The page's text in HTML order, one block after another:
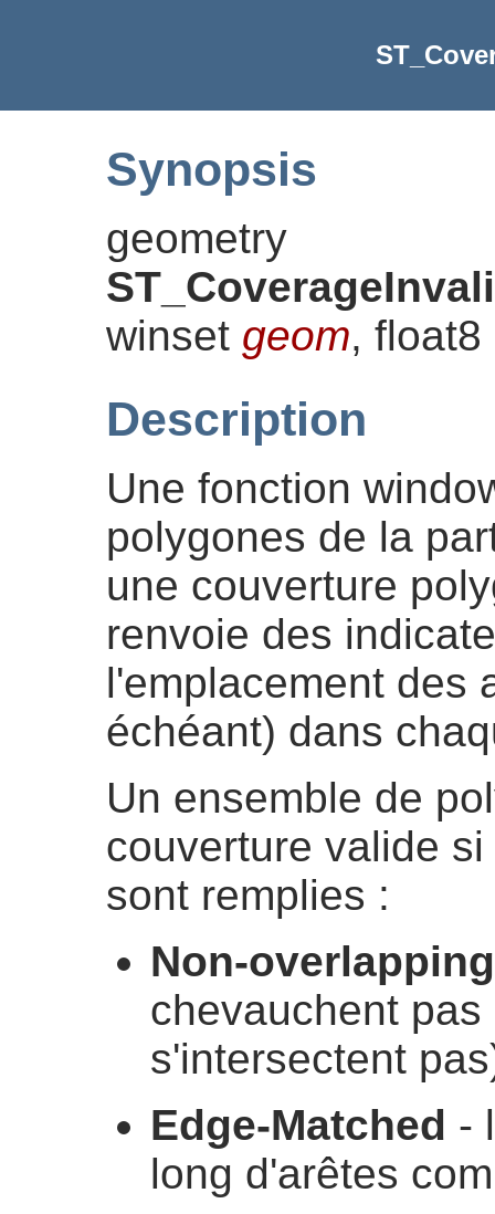
Synopsis
geometry
winset geom, float8
Description
Une fonction
polygones de la
une couverture
renvoie des
l'emplacement des
échéant) dans
Un ensemble de
couverture valide
sont remplies :
Non-overlapping
chevauchent
s'intersectent
Edge-Matched -
long d'arêtes